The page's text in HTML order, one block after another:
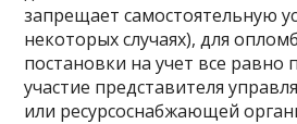
запрещает самостоятельную
некоторых случаях), для
постановки на учет все равно
участие представителя
или ресурсоснабжающей